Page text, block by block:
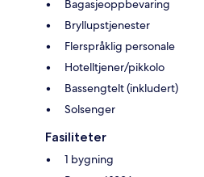
Bagasjeoppbevaring
Bryllupstjenester
Flerspråklig personale
Hotelltjener/pikkolo
Bassengtelt (inkludert)
Solsenger
Fasiliteter
1 bygning